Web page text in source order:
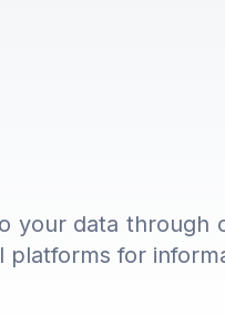
your data through
for